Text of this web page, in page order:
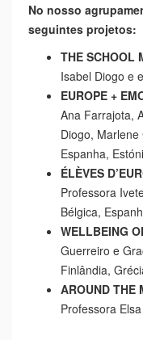
No nosso
seguintes projetos:
THE SCHOOL
Isabel Diogo e
EUROPE +
Ana Farrajota,
Diogo,
Espanha,
ÉLÈVES
Professora
Bélgica,
WELLBEING
Guerreiro e
Finlândia,
AROUND THE
Professora